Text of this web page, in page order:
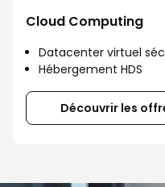
Cloud Computing
Datacenter virtuel
Hébergement HDS
Découvrir les